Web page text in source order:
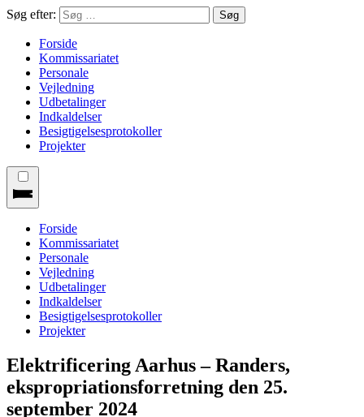
Søg efter:
Forside
Kommissariatet
Personale
Vejledning
Udbetalinger
Indkaldelser
Besigtigelsesprotokoller
Projekter
Forside
Kommissariatet
Personale
Vejledning
Udbetalinger
Indkaldelser
Besigtigelsesprotokoller
Projekter
Elektrificering Aarhus – Randers,
ekspropriationsforretning den 25.
september 2024